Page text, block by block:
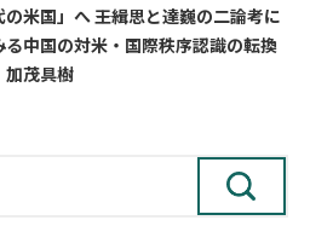
の米国」へ ――王緝思と達巍の二論考に
る中国の対米・国際秩序認識の転換
加茂具樹